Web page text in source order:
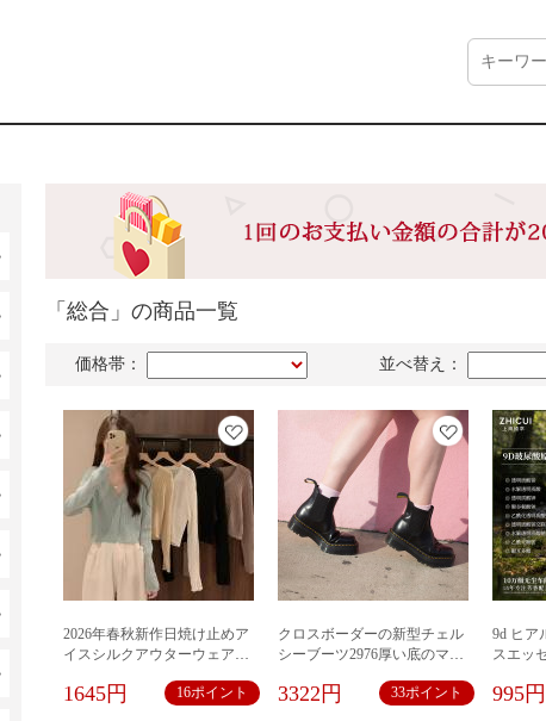
「総合」の商品一覧
価格帯： 並べ替え：
2026年春秋新作日焼け止めア
イスシルクアウターウェア木
女性用着痩せ効果のある高級
1645円 16ポイント
クロスボーダーの新型チェル
シーブーツ2976厚い底のマー
足のショートブーツの縫い目
3322円 33ポイント
9d ヒア
スエッ
糖体ロ
995円